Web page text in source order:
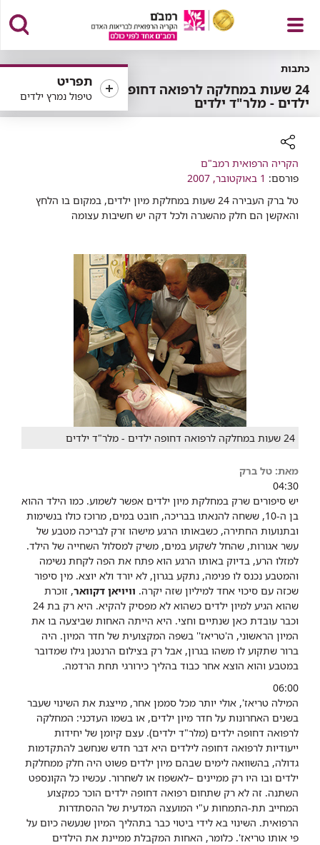
פתח
תפריט
תפריט
טיפול נמרץ ילדים
כתבות
24 שעות במחלקה לרפואה דחופה
ילדים - מלר"ד ילדים
רכיב
שיתוף
הקריה הרפואית רמב"ם
פורסם: 1 באוקטובר, 2007
טל ברק העבירה 24 שעות במחלקת מיון ילדים, במקום בו הלחץ
והאקשן הם חלק מהשגרה ולכל דקה יש חשיבות עצומה
24 שעות במחלקה לרפואה דחופה ילדים - מלר"ד ילדים
מאת: טל ברק
04:30
יש סיפורים שרק במחלקת מיון ילדים אפשר לשמוע. כמו הילד ההוא
בן ה-10, ששחה להנאתו בבריכה, חובט במים, מרוכז כולו בנשימות
ובתנועות החתירה, כשבאותו הרגע מישהו זרק לבריכה מטבע של
עשר אגורות, שהחל לשקוע במים, משיק למסלול השחייה של הילד.
למזלו הרע, בדיוק באותו הרגע הוא פתח את הפה לקחת נשימה
והמטבע נכנס לו פנימה, נתקע בגרון, לא יורד ולא יוצא. מין סיפור
שכזה עם סיכוי אחד למיליון שזה יקרה. וויויאן דקוואר, זוכרת
שהוא הגיע למיון ילדים כשהוא לא מפסיק להקיא. היא רק בת 24
וכבר עובדת כאן שנתיים וחצי. היא הייתה האחות שביצעה בו את
המיון הראשוני, ה'טריאז'' בשפה המקצועית של חדר המיון. היה
ברור שתקוע לו משהו בגרון, אבל רק בצילום הרנטגן גילו שמדובר
במטבע והוא הוצא אחר כבוד בהליך כירורגי תחת הרדמה.
06:00
המילה טריאז', אולי יותר מכל סממן אחר, מייצגת את השינוי שעבר
בשנים האחרונות על חדר מיון ילדים, או בשמו העדכני: המחלקה
לרפואה דחופה ילדים (מלר"ד ילדים). עצם קיומן של יחידות
ייעודיות לרפואה דחופה לילדים היא דבר חדש שנחשב להתקדמות
גדולה, בהשוואה לימים שבהם מיון ילדים פשוט היה חלק ממחלקת
ילדים ובו היו רק ממיינים –לאשפוז או לשחרור. עכשיו כל הקונספט
השתנה. זה לא רק שתחום רפואה דחופה ילדים הוכר כמקצוע
המחייב תת-התמחות ע"י המועצה המדעית של ההסתדרות
הרפואית. השינוי בא לידי ביטוי כבר בתהליך המיון שנעשה כיום על
פי אותו טריאז'. כלומר, האחות המקבלת ממיינת את הילדים